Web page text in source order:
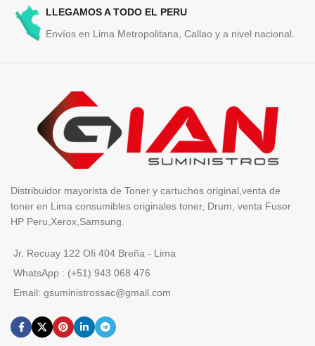
LLEGAMOS A TODO EL PERU
Envíos en Lima Metropolitana, Callao y a nivel nacional.
Distribuidor mayorista de Toner y cartuchos original,venta de
toner en Lima consumibles originales toner, Drum, venta Fusor
HP Peru,Xerox,Samsung.
Jr. Recuay 122 Ofi 404 Breña - Lima
WhatsApp : (+51) 943 068 476
Email: gsuministrossac@gmail.com